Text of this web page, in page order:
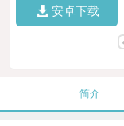
安卓下载
简介